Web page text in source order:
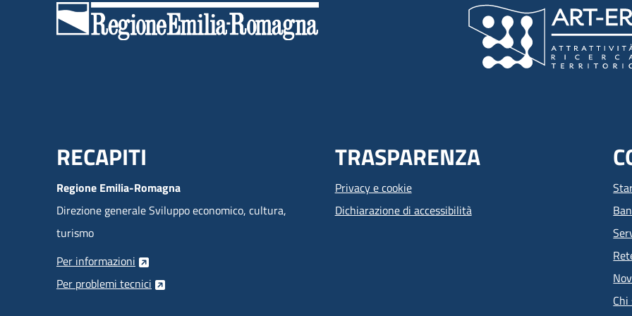
Menu Footer
RECAPITI
Regione Emilia-Romagna
Direzione generale Sviluppo economico, cultura,
turismo
Per informazioni
Per problemi tecnici
TRASPARENZA
Privacy e cookie
Dichiarazione di accessibilità